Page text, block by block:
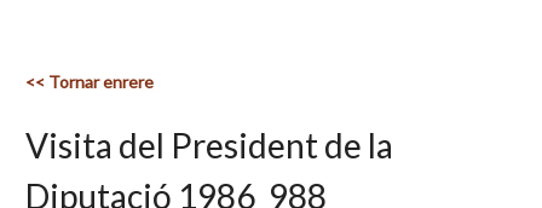
<< Tornar enrere
Visita del President de la
Diputació 1986_988